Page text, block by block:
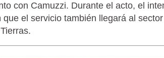
con Camuzzi. Durante el acto, el
el servicio también llegará al